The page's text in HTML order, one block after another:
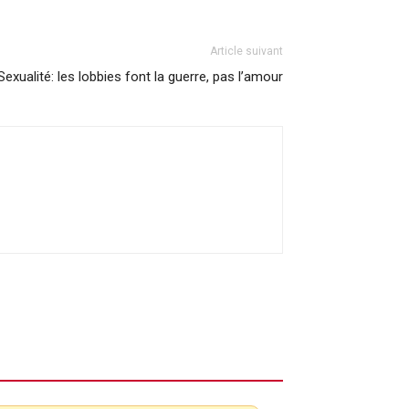
Article suivant
les lobbies font la guerre, pas l’amour